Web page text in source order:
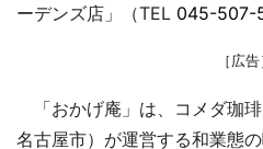
ーデンズ店」（TEL 045-507-
［広告
「おかげ庵」は、コメダ珈
名古屋市）が運営する和業態